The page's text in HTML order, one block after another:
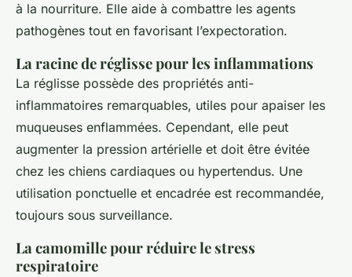
à la nourriture. Elle aide à combattre les agents
pathogènes tout en favorisant l’expectoration.
La racine de réglisse pour les inflammations
La réglisse possède des propriétés anti-
inflammatoires remarquables, utiles pour apaiser les
muqueuses enflammées. Cependant, elle peut
augmenter la pression artérielle et doit être évitée
chez les chiens cardiaques ou hypertendus. Une
utilisation ponctuelle et encadrée est recommandée,
toujours sous surveillance.
La camomille pour réduire le stress
respiratoire